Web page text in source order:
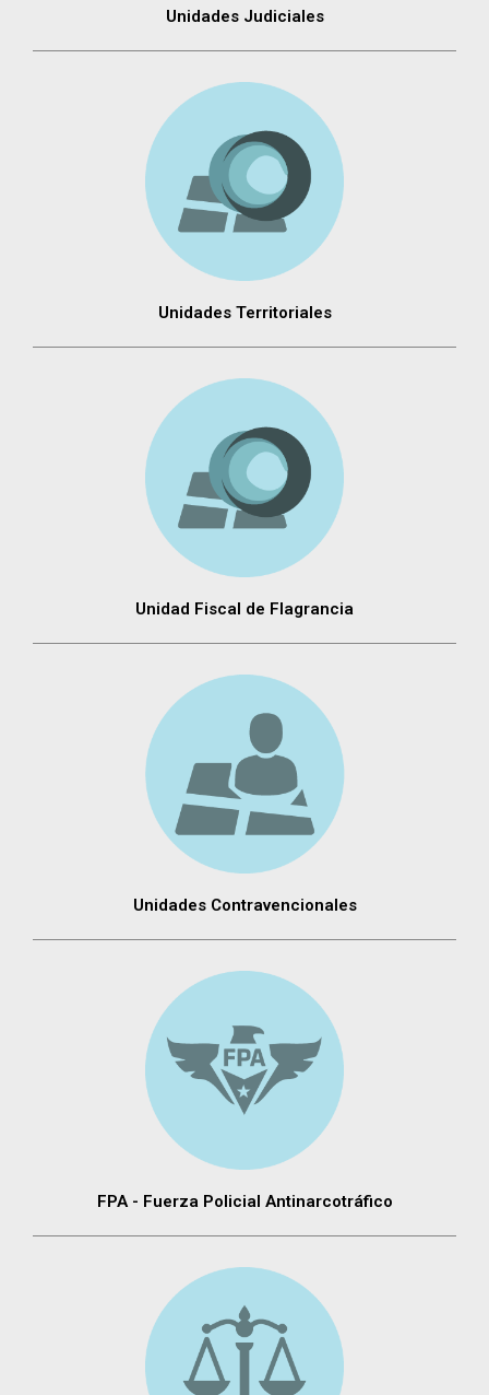
Unidades Judiciales
Unidades Territoriales
Unidad Fiscal de Flagrancia
Unidades Contravencionales
FPA - Fuerza Policial Antinarcotráfico